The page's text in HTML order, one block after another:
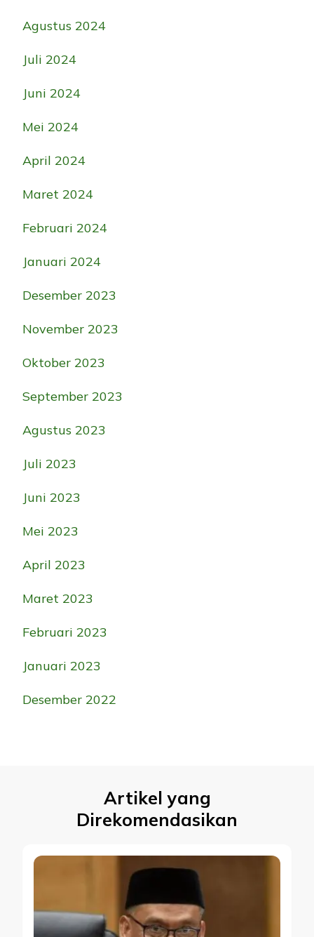
Agustus 2024
Juli 2024
Juni 2024
Mei 2024
April 2024
Maret 2024
Februari 2024
Januari 2024
Desember 2023
November 2023
Oktober 2023
September 2023
Agustus 2023
Juli 2023
Juni 2023
Mei 2023
April 2023
Maret 2023
Februari 2023
Januari 2023
Desember 2022
Artikel yang
Direkomendasikan